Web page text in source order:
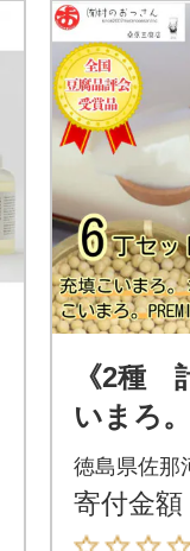
《2種
いまろ
ろ。
比べセ
村のお
徳島県佐那
寄付金額